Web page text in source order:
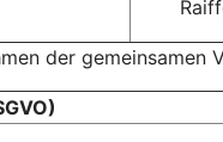
der